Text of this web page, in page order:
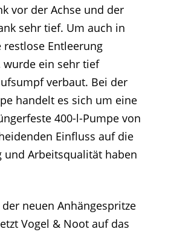
vor der Achse und der
sehr tief. Um auch in
restlose Entleerung
wurde ein sehr tief
verbaut. Bei der
handelt es sich um eine
400-l-Pumpe von
Einfluss auf die
und Arbeitsqualität haben
neuen Anhängespritze
Vogel & Noot auf das